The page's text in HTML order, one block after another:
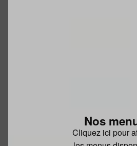
Nos
Cliquez ici pour